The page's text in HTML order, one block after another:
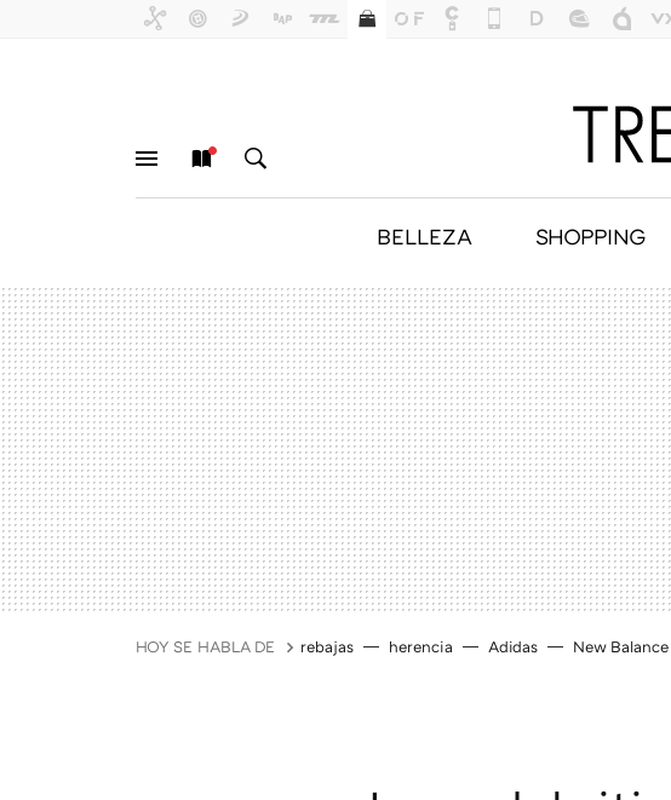
BELLEZA SHOPPING
HOY SE HABLA DE rebajas herencia Adidas New Balance